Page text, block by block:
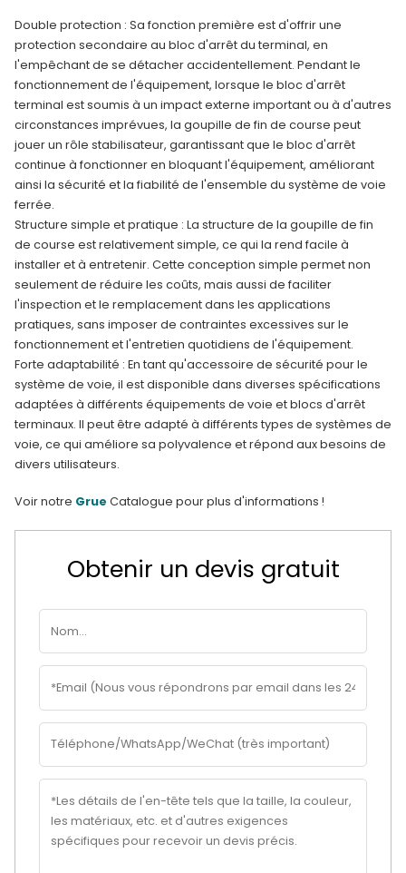
Double protection : Sa fonction première est d'offrir une
protection secondaire au bloc d'arrêt du terminal, en
l'empêchant de se détacher accidentellement. Pendant le
fonctionnement de l'équipement, lorsque le bloc d'arrêt
terminal est soumis à un impact externe important ou à d'autres
circonstances imprévues, la goupille de fin de course peut
jouer un rôle stabilisateur, garantissant que le bloc d'arrêt
continue à fonctionner en bloquant l'équipement, améliorant
ainsi la sécurité et la fiabilité de l'ensemble du système de voie
ferrée.
Structure simple et pratique : La structure de la goupille de fin
de course est relativement simple, ce qui la rend facile à
installer et à entretenir. Cette conception simple permet non
seulement de réduire les coûts, mais aussi de faciliter
l'inspection et le remplacement dans les applications
pratiques, sans imposer de contraintes excessives sur le
fonctionnement et l'entretien quotidiens de l'équipement.
Forte adaptabilité : En tant qu'accessoire de sécurité pour le
système de voie, il est disponible dans diverses spécifications
adaptées à différents équipements de voie et blocs d'arrêt
terminaux. Il peut être adapté à différents types de systèmes de
voie, ce qui améliore sa polyvalence et répond aux besoins de
divers utilisateurs.
Voir notre Grue Catalogue pour plus d'informations !
Obtenir un devis gratuit